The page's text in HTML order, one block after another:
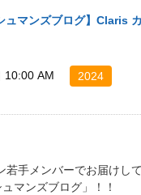
ュマンズブログ】Claris
10:00 AM 2024
若手メンバーでお届けし
ュマンズブログ」！！